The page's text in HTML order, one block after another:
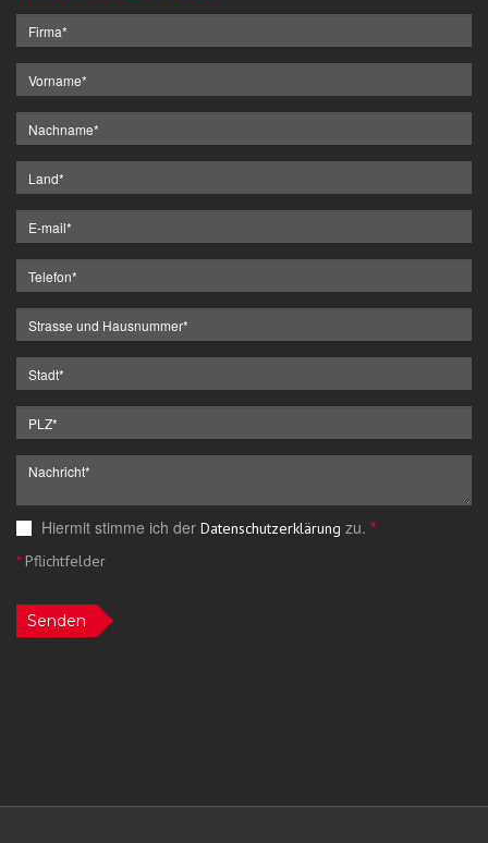
Hiermit stimme ich der Datenschutzerklärung zu. *
*Pflichtfelder
Senden